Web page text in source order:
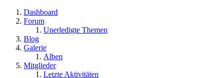
Dashboard
Forum
Unerledigte Themen
Blog
Galerie
Alben
Mitglieder
Letzte Aktivitäten